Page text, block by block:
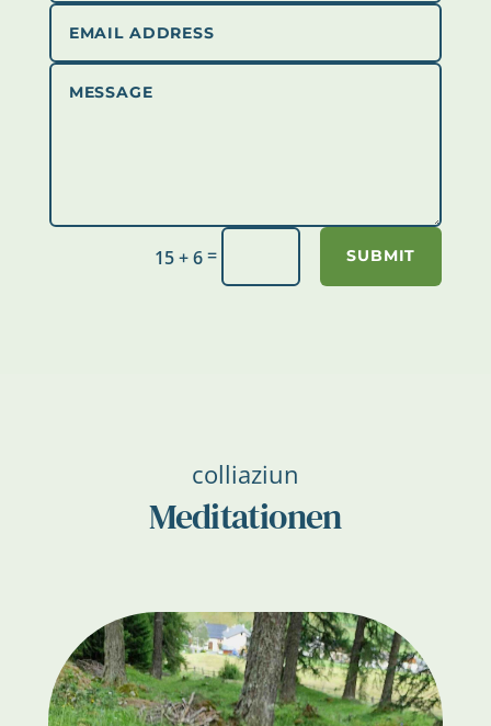
15 + 6= SUBMIT
colliaziun
Meditationen